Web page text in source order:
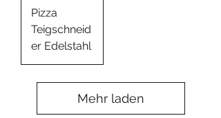
Pizza
Teigschneid
er Edelstahl
Mehr laden